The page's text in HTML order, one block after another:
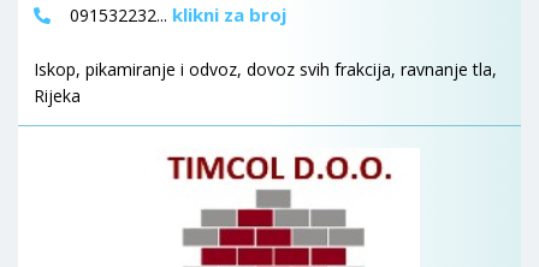
091532232... klikni za broj
Iskop, pikamiranje i odvoz, dovoz svih frakcija, ravnanje tla,
Rijeka